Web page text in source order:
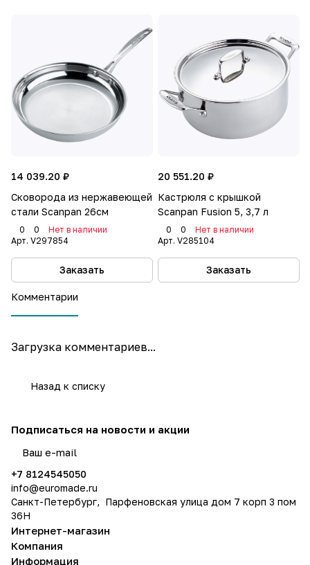
14 039.20 ₽
Сковорода из нержавеющей
стали Scanpan 26см
0 0
Нет в наличии
Арт. V297854
Заказать
20 551.20 ₽
Кастрюля с крышкой
Scanpan Fusion 5, 3,7 л
0 0
Нет в наличии
Арт. V285104
Заказать
Комментарии
Загрузка комментариев...
Назад к списку
Подписаться на новости и акции
+7 8124545050
info@euromade.ru
Санкт-Петербург, Парфеновская улица дом 7 корп 3 пом
36Н
Интернет-магазин
Компания
Информация